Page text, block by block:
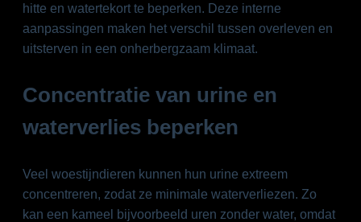
hitte en watertekort te beperken. Deze interne
aanpassingen maken het verschil tussen overleven en
uitsterven in een onherbergzaam klimaat.
Concentratie van urine en
waterverlies beperken
Veel woestijndieren kunnen hun urine extreem
concentreren, zodat ze minimale waterverliezen. Zo
kan een kameel bijvoorbeeld uren zonder water, omdat